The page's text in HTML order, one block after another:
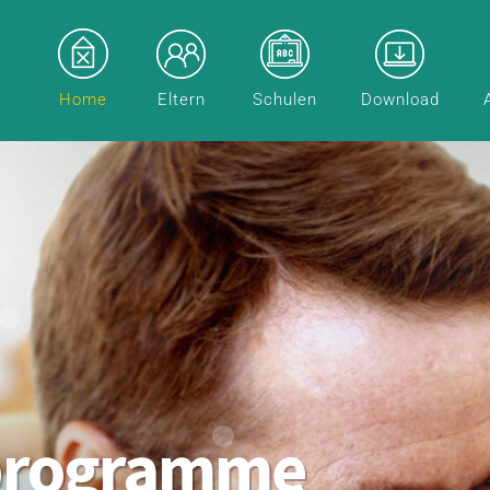
Home Eltern Schulen Download